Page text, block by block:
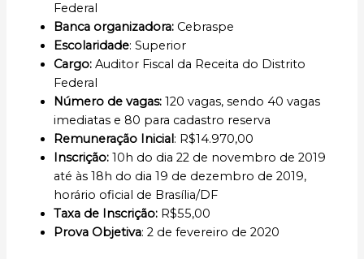
Federal
Banca organizadora: Cebraspe
Escolaridade: Superior
Cargo:Auditor Fiscal da Receita do Distrito
Federal
Número de vagas: 120 vagas, sendo 40 vagas
imediatas e 80 para cadastro reserva
Remuneração Inicial: R$14.970,00
Inscrição: 10h do dia 22 de novembro de 2019
até às 18h do dia 19 de dezembro de 2019,
horário oficial de Brasília/DF
Taxa de Inscrição: R$55,00
Prova Objetiva: 2 de fevereiro de 2020